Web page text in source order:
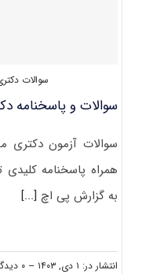
سوالات دکتری
سوالات و پاسخنامه
همراه پاسخنامه
به گزارش پی اچ[...]
انتشار در: ۱ دی, ۱۴۰۳ -- ۰ دیدگاه